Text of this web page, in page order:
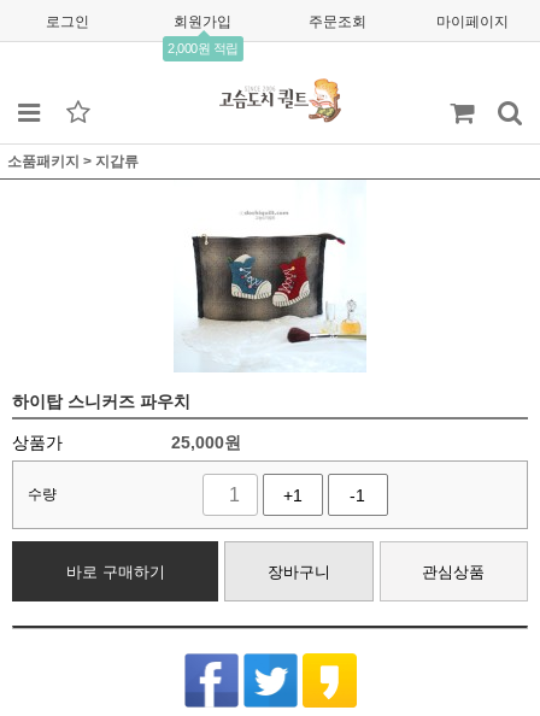
로그인 회원가입
2,000원 적립
주문조회 마이페이지
소품패키지 > 지갑류
하이탑 스니커즈 파우치
상품가 25,000원
수량 +1 -1
바로 구매하기 장바구니 관심상품